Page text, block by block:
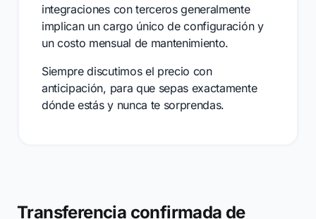
integraciones con terceros generalmente
implican un cargo único de configuración y
un costo mensual de mantenimiento.
Siempre discutimos el precio con
anticipación, para que sepas exactamente
dónde estás y nunca te sorprendas.
Transferencia confirmada de